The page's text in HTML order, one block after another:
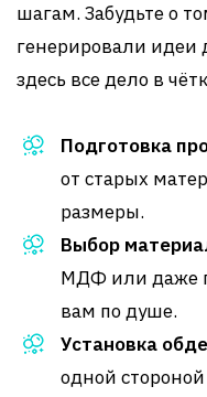
шагам. Забудьте о
генерировали идеи
здесь все дело в
Подготовка
от старых
размеры.
Выбор
МДФ или даже
вам по душе.
Установка
одной стороной